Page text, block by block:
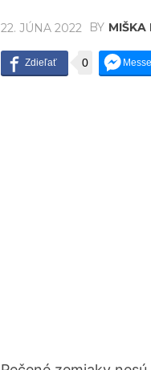
22. JÚNA 2022 BY MIŠKA
0